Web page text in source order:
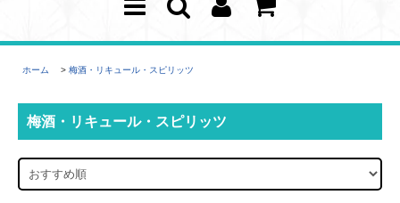
ホーム > 梅酒・リキュール・スピリッツ
梅酒・リキュール・スピリッツ